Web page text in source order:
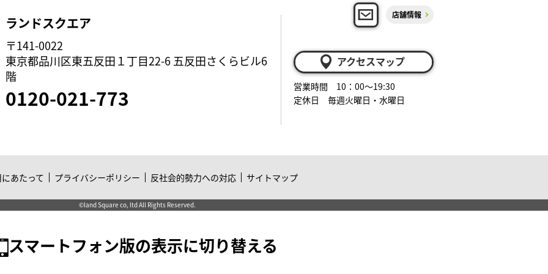
ランドスクエア
〒141-0022
東京都品川区東五反田１丁目22-6 五反田さくらビル6
階
0120-021-773
店舗情報
アクセスマップ
営業時間 10：00～19:30
定休日 毎週火曜日・水曜日
あたって プライバシーポリシー 反社会的勢力への対応 サイトマップ
©land Square co, ltd All Rights Reserved.
スマートフォン版の表示に切り替える